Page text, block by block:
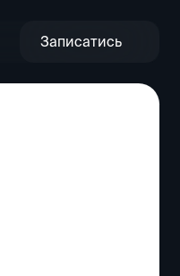
Записатись